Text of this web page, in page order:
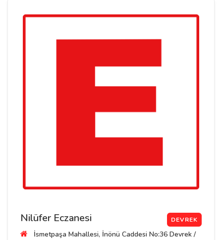
Nilüfer Eczanesi DEVREK
İsmetpaşa Mahallesi, İnönü Caddesi No:36 Devrek /